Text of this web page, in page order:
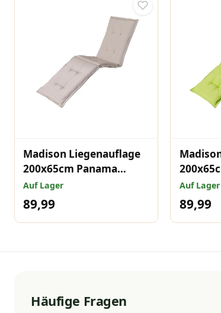
Madison Liegenauflage
200x65cm Panama
Leinen
Auf Lager
89,99
Auf Lager
89,99
Häufige Fragen